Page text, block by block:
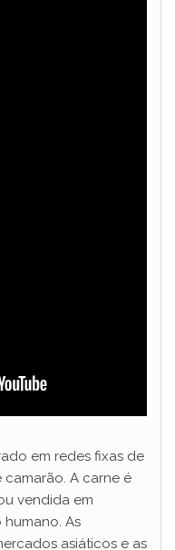
em redes fixas de
A carne é
vendida em
As
asiáticos e as